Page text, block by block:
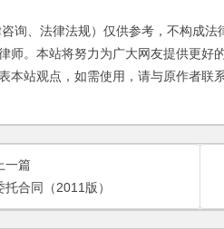
、法律法规）仅供参考，不构成法
师。本站将努力为广大网友提供更
本站观点，如需使用，请与原作者联
一篇
合同（2011版）